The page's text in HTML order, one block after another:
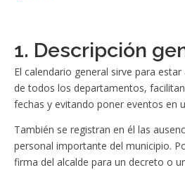
1. Descripción
El calendario general sirve para
de todos los departamentos,
fechas y evitando poner eventos en
También se registran en él las
personal importante del municipio.
firma del alcalde para un decreto o